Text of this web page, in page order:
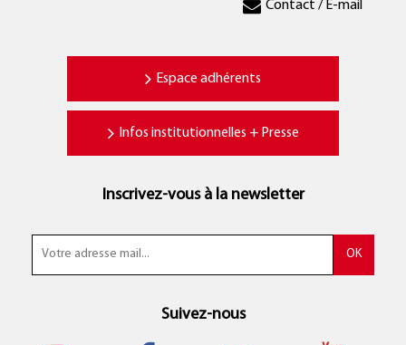
Contact / E-mail
Espace adhérents
Infos institutionnelles + Presse
Inscrivez-vous à la newsletter
Suivez-nous